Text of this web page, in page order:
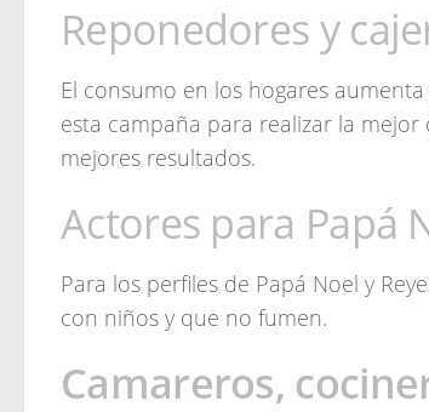
Reponedores y
El consumo en los hogares
esta campaña para realizar la
mejores resultados.
Actores para Papá
Para los perfiles de Papá Noel y
con niños y que no fumen.
Camareros,